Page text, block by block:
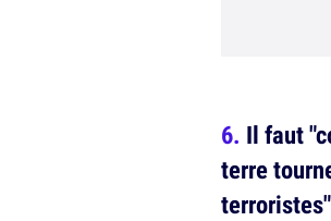
Il faut
terre
terroristes"